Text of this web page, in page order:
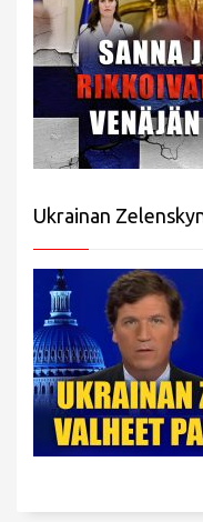
Ukrainan